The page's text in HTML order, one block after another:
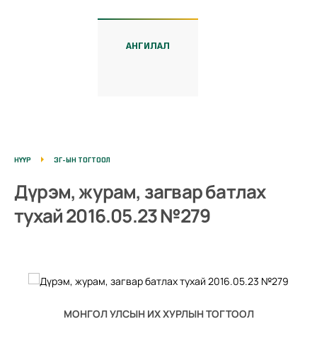
АНГИЛАЛ
НҮҮР ЗГ-ЫН ТОГТООЛ
Дүрэм, журам, загвар батлах
тухай 2016.05.23 №279
МОНГОЛ УЛСЫН ИХ ХУРЛЫН ТОГТООЛ